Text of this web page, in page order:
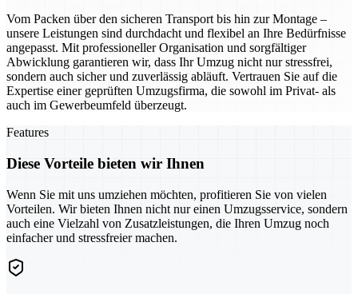
Vom Packen über den sicheren Transport bis hin zur Montage –
unsere Leistungen sind durchdacht und flexibel an Ihre Bedürfnisse
angepasst. Mit professioneller Organisation und sorgfältiger
Abwicklung garantieren wir, dass Ihr Umzug nicht nur stressfrei,
sondern auch sicher und zuverlässig abläuft. Vertrauen Sie auf die
Expertise einer geprüften Umzugsfirma, die sowohl im Privat- als
auch im Gewerbeumfeld überzeugt.
Features
Diese Vorteile bieten wir Ihnen
Wenn Sie mit uns umziehen möchten, profitieren Sie von vielen
Vorteilen. Wir bieten Ihnen nicht nur einen Umzugsservice, sondern
auch eine Vielzahl von Zusatzleistungen, die Ihren Umzug noch
einfacher und stressfreier machen.